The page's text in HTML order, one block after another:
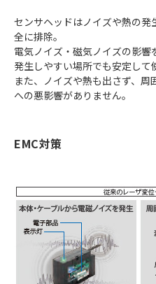
センサヘッドはノイズや熱の
全に排除。
電気ノイズ・磁気ノイズの影
発生しやすい場所でも安定して
また、ノイズや熱も出さず、
への悪影響がありません。
EMC対策